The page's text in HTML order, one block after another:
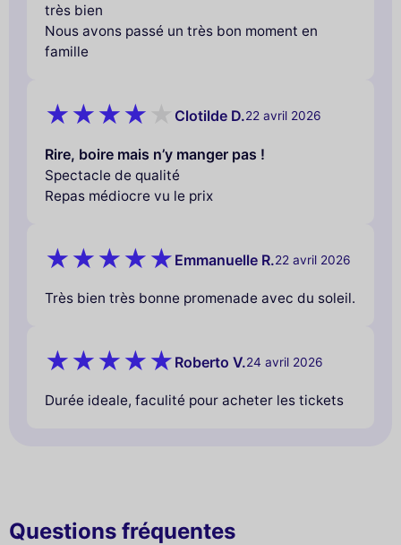
très bien
Nous avons passé un très bon moment en
famille
Clotilde D.22 avril 2026
Rire, boire mais n’y manger pas !
Spectacle de qualité
Repas médiocre vu le prix
Emmanuelle R.22 avril 2026
Très bien très bonne promenade avec du soleil.
Roberto V.24 avril 2026
Durée ideale, faculité pour acheter les tickets
Questions fréquentes